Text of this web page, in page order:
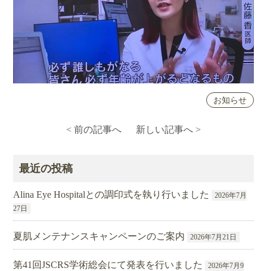
お知らせ
< 前の記事へ 新しい記事へ >
最近の投稿
Alina Eye Hospitalとの調印式を執り行いました
2026年7月
27日
夏肌メンテナンスキャンペーンのご案内 2026年7月21日
第41回JSCRS学術総会にて発表を行いました
2026年7月9